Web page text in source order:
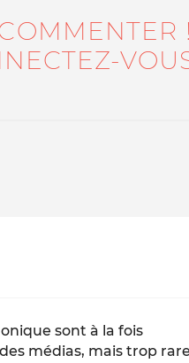
!
sont à la fois
médias, mais trop